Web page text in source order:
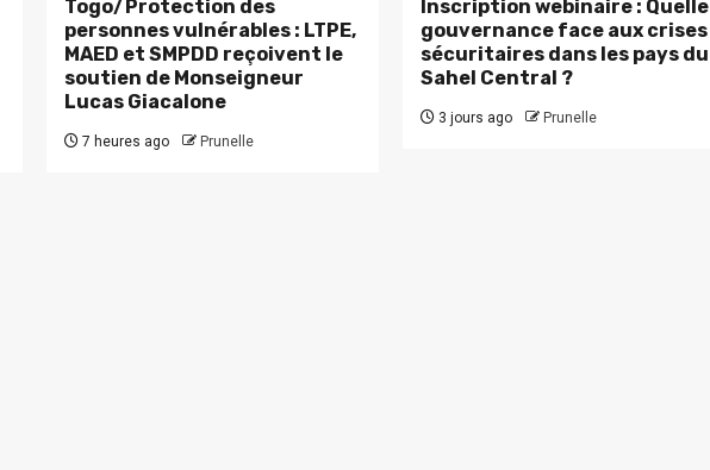
Togo/Protection des
personnes vulnérables : LTPE,
MAED et SMPDD reçoivent le
soutien de Monseigneur
Lucas Giacalone
7 heures ago Prunelle
Inscription webinaire : Quelle
gouvernance face aux crises
sécuritaires dans les pays du
Sahel Central ?
3 jours ago Prunelle